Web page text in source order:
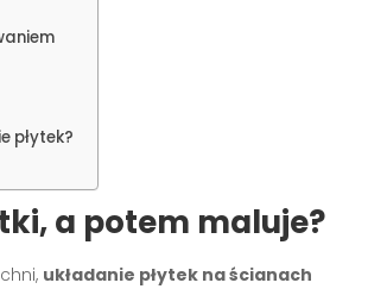
płytek?
a potem maluje?
układanie płytek na ścianach